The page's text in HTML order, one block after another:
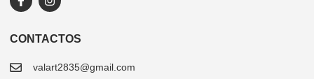
CONTACTOS
valart2835@gmail.com